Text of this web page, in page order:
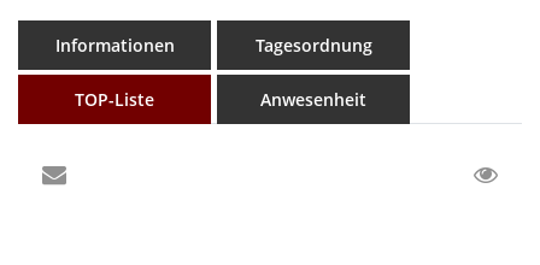
Informationen Tagesordnung
TOP-Liste Anwesenheit